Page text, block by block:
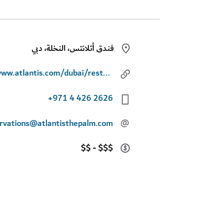
فندق أتلانتس، النخلة، دبي
www.atlantis.com/dubai/restaurants/gordon-ramsay-bread-street-kitchen
+971 4 426 2626
@
$$ - $$$